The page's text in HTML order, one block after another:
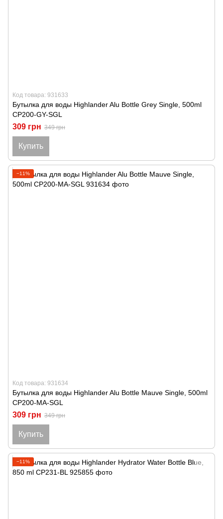
Код товара: 931633
Бутылка для воды Highlander Alu Bottle Grey Single, 500ml
CP200-GY-SGL
309 грн 349 грн
Купить
−11%
Код товара: 931634
Бутылка для воды Highlander Alu Bottle Mauve Single, 500ml
CP200-MA-SGL
309 грн 349 грн
Купить
−11%